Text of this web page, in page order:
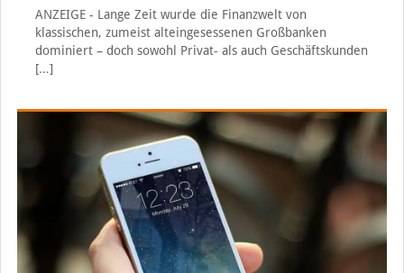
ANZEIGE - Lange Zeit wurde die Finanzwelt von
klassischen, zumeist alteingesessenen Großbanken
dominiert – doch sowohl Privat- als auch Geschäftskunden
[…]